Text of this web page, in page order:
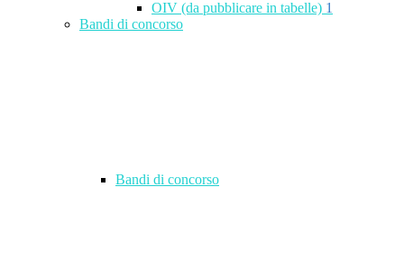
OIV (da pubblicare in tabelle) 1
Bandi di concorso
Bandi di concorso